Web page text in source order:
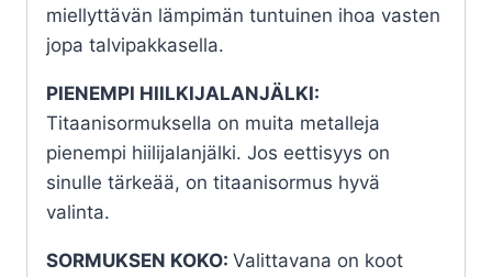
miellyttävän lämpimän tuntuinen ihoa vasten
jopa talvipakkasella.
PIENEMPI HIILKIJALANJÄLKI:
Titaanisormuksella on muita metalleja
pienempi hiilijalanjälki. Jos eettisyys on
sinulle tärkeää, on titaanisormus hyvä
valinta.
SORMUKSEN KOKO: Valittavana on koot